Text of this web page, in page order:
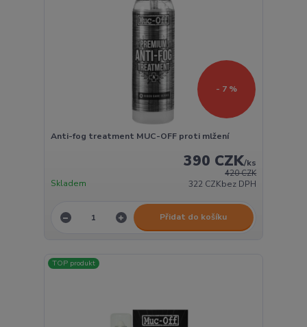
- 7 %
Anti-fog treatment MUC-OFF proti mlžení
420 CZK
390 CZK/ks
322 CZKbez DPH
Skladem
Přidat do košíku
TOP produkt